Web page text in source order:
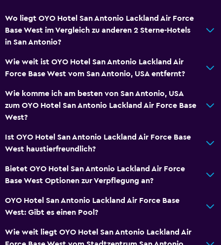
Wo liegt OYO Hotel San Antonio Lackland Air Force
Base West im Vergleich zu anderen 2 Sterne-Hotels
in San Antonio?
Wie weit ist OYO Hotel San Antonio Lackland Air
Force Base West vom San Antonio, USA entfernt?
Wie komme ich am besten von San Antonio, USA
zum OYO Hotel San Antonio Lackland Air Force Base
West?
Ist OYO Hotel San Antonio Lackland Air Force Base
West haustierfreundlich?
Bietet OYO Hotel San Antonio Lackland Air Force
Base West Optionen zur Verpflegung an?
OYO Hotel San Antonio Lackland Air Force Base
West: Gibt es einen Pool?
Wie weit liegt OYO Hotel San Antonio Lackland Air